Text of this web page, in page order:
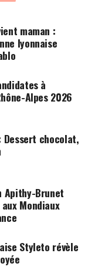
maman :
lyonnaise
à
Alpes 2026
chocolat,
Apithy-Brunet
Mondiaux
Styleto révèle